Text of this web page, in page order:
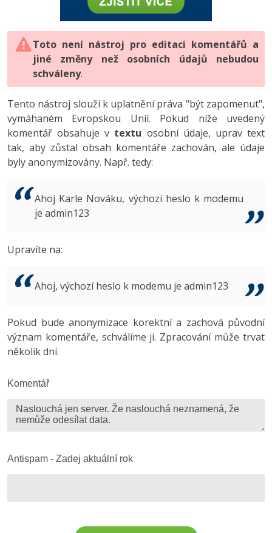
HTML5, CSS3, Bootstrap, SEO
SQL a databáze
Testování a verzování
UML a návrhové vzory
React
Spring
ASP.NET MVC
Best practices
PHP
JavaScript
Python
HTML / CSS
UML a návrhové vzory
MySQL/MariaDB
MS-SQL
Vývojář mobilních aplikací
C# Game developer
Tester
Systémový administrátor
3D grafik
Copywriter
WordPress specialista
-80%
JavaScript -80%
PHP -80%
Swift -80%
Kotlin -80%
VB.NET
Algoritmy -41%
Umělá inteligence (AI) -10%
Fórum
Digitální gramotnost
Marketing
WordPress
SEO
UX
Business
Copywriting
Windows
Kybernetická bezpečnost
Photoshop -80%
Adobe Illustrator -80%
Adobe Lightroom
Adobe XD
Adobe InDesign -25%
Adobe After Effects
Inkscape
Fórum
Toto není nástroj pro editaci komentářů a
jiné změny než osobních údajů nebudou
schváleny.
Tento nástroj slouží k uplatnění práva "být zapomenut",
vymáhaném Evropskou Unií. Pokud níže uvedený
komentář obsahuje v textu osobní údaje, uprav text
tak, aby zůstal obsah komentáře zachován, ale údaje
byly anonymizovány. Např. tedy:
Ahoj Karle Nováku, výchozí heslo k modemu
je admin123
Upravíte na:
Ahoj, výchozí heslo k modemu je admin123
Pokud bude anonymizace korektní a zachová původní
význam komentáře, schválíme ji. Zpracování může trvat
několik dní.
Komentář
Antispam - Zadej aktuální rok